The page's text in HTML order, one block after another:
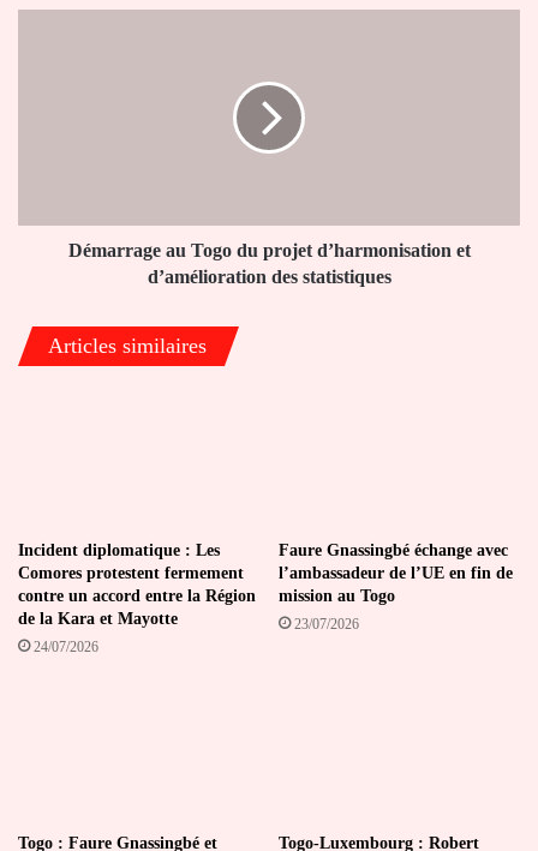
des
statistiquesDémarrage au Togo du projet d’harmonisation et
d’amélioration des statistiques
Articles similaires
Incident diplomatique : Les
Comores protestent fermement
contre un accord entre la Région
de la Kara et Mayotte
24/07/2026
Faure Gnassingbé échange avec
l’ambassadeur de l’UE en fin de
mission au Togo
23/07/2026
Togo : Faure Gnassingbé et Togo-Luxembourg : Robert